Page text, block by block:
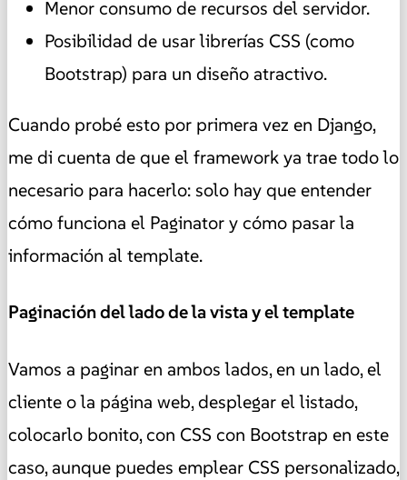
Menor consumo de recursos del servidor.
Posibilidad de usar librerías CSS (como
Bootstrap) para un diseño atractivo.
Cuando probé esto por primera vez en Django,
me di cuenta de que el framework ya trae todo lo
necesario para hacerlo: solo hay que entender
cómo funciona el Paginator y cómo pasar la
información al template.
Paginación del lado de la vista y el template
Vamos a paginar en ambos lados, en un lado, el
cliente o la página web, desplegar el listado,
colocarlo bonito, con CSS con Bootstrap en este
caso, aunque puedes emplear CSS personalizado,